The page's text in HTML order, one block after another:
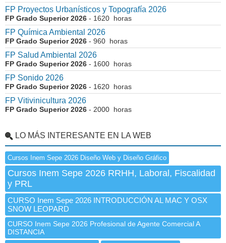
FP Proyectos Urbanísticos y Topografía 2026
FP Grado Superior 2026 - 1620 horas
FP Química Ambiental 2026
FP Grado Superior 2026 - 960 horas
FP Salud Ambiental 2026
FP Grado Superior 2026 - 1600 horas
FP Sonido 2026
FP Grado Superior 2026 - 1620 horas
FP Vitivinicultura 2026
FP Grado Superior 2026 - 2000 horas
LO MÁS INTERESANTE EN LA WEB
Cursos Inem Sepe 2026 Diseño Web y Diseño Gráfico
Cursos Inem Sepe 2026 RRHH, Laboral, Fiscalidad
y PRL
CURSO Inem Sepe 2026 INTRODUCCIÓN AL MAC Y OSX
SNOW LEOPARD
CURSO Inem Sepe 2026 Profesional de Agente Comercial A
DISTANCIA